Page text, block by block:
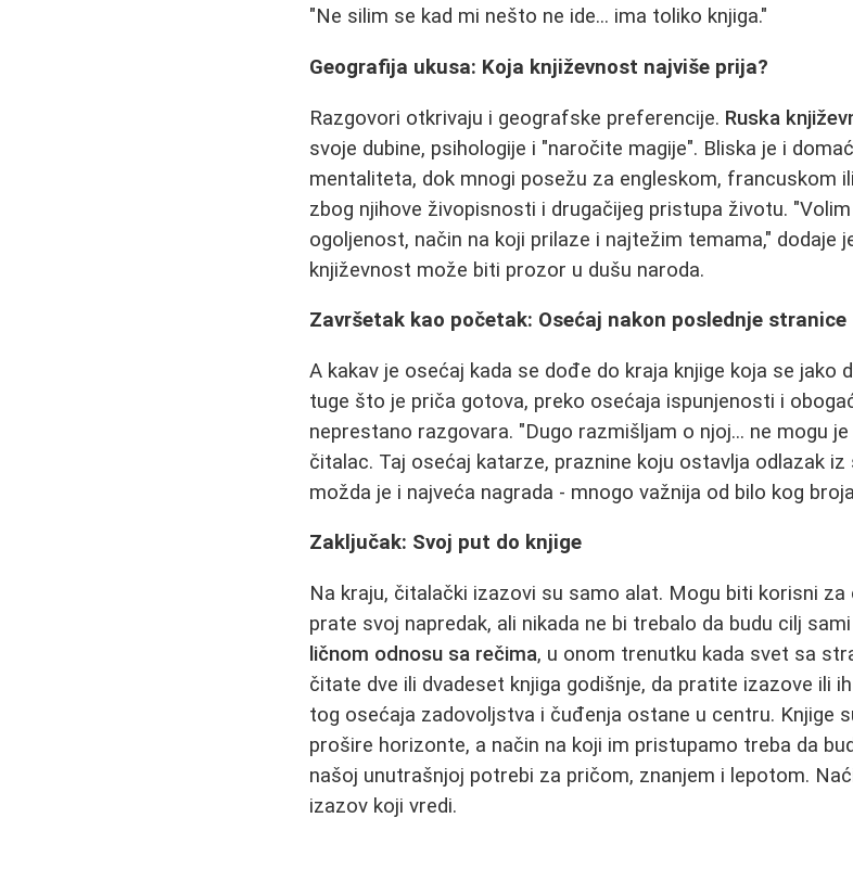
"Ne silim se kad mi nešto ne ide... ima toliko knjiga."
Geografija ukusa: Koja književnost najviše prija?
Razgovori otkrivaju i geografske preferencije. Ruska
svoje dubine, psihologije i "naročite magije". Bliska je i
mentaliteta, dok mnogi posežu za engleskom, francuskom
zbog njihove živopisnosti i drugačijeg pristupa životu.
ogoljenost, način na koji prilaze i najtežim temama," dodaje
književnost može biti prozor u dušu naroda.
Završetak kao početak: Osećaj nakon poslednje stranice
A kakav je osećaj kada se dođe do kraja knjige koja se jako
tuge što je priča gotova, preko osećaja ispunjenosti i
neprestano razgovara. "Dugo razmišljam o njoj... ne mogu
čitalac. Taj osećaj katarze, praznine koju ostavlja odlazak
možda je i najveća nagrada - mnogo važnija od bilo kog
Zaključak: Svoj put do knjige
Na kraju, čitalački izazovi su samo alat. Mogu biti korisni
prate svoj napredak, ali nikada ne bi trebalo da budu cilj
ličnom odnosu sa rečima, u onom trenutku kada svet sa
čitate dve ili dvadeset knjiga godišnje, da pratite izazove ili
tog osećaja zadovoljstva i čuđenja ostane u centru. Knjige
prošire horizonte, a način na koji im pristupamo treba da
našoj unutrašnjoj potrebi za pričom, znanjem i lepotom.
izazov koji vredi.